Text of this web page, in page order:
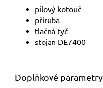
pilový kotouč
příruba
tlačná tyč
stojan DE7400
Doplňkové parametry